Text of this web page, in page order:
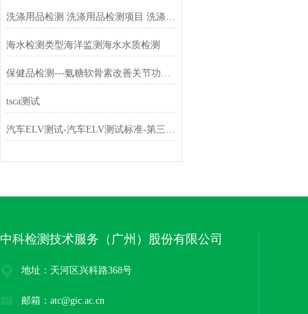
洗涤用品检测 洗涤用品检测项目 洗涤用品检测标准 洗涤用品检测机构
海水检测类型海洋监测海水水质检测
保健品检测---氨糖软骨素改善关节功能评价
tsca测试
汽车ELV测试-汽车ELV测试标准-第三方检测机构-中科检测
中科检测技术服务（广州）股份有限公司
地址：天河区兴科路368号
邮箱：atc@gic.ac.cn